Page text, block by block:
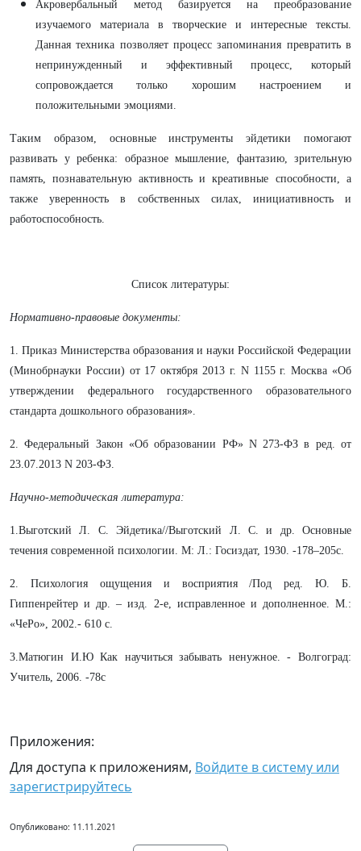
Акровербальный метод базируется на преобразование
изучаемого материала в творческие и интересные тексты.
Данная техника позволяет процесс запоминания превратить в
непринужденный и эффективный процесс, который
сопровождается только хорошим настроением и
положительными эмоциями.
Таким образом, основные инструменты эйдетики помогают
развивать у ребенка: образное мышление, фантазию, зрительную
память, познавательную активность и креативные способности, а
также уверенность в собственных силах, инициативность и
работоспособность.
Список литературы:
Нормативно-правовые документы:
1. Приказ Министерства образования и науки Российской Федерации
(Минобрнауки России) от 17 октября 2013 г. N 1155 г. Москва «Об
утверждении федерального государственного образовательного
стандарта дошкольного образования».
2. Федеральный Закон «Об образовании РФ» N 273-ФЗ в ред. от
23.07.2013 N 203-ФЗ.
Научно-методическая литература:
1.Выготский Л. С. Эйдетика//Выготский Л. С. и др. Основные
течения современной психологии. М: Л.: Госиздат, 1930. -178–205с.
2. Психология ощущения и восприятия /Под ред. Ю. Б.
Гиппенрейтер и др. – изд. 2-е, исправленное и дополненное. М.:
«ЧеРо», 2002.- 610 с.
3.Матюгин И.Ю Как научиться забывать ненужное. - Волгоград:
Учитель, 2006. -78с
Приложения:
Для доступа к приложениям, Войдите в систему или
зарегистрируйтесь
Опубликовано: 11.11.2021